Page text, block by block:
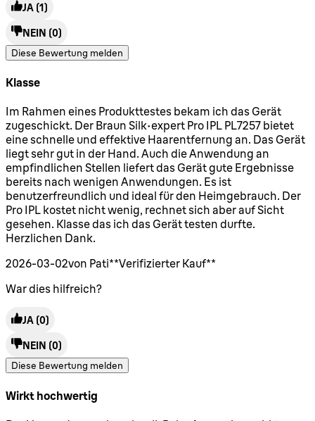
JA (1)
NEIN (0)
Diese Bewertung melden
Klasse
5 Sterne von maximal 5
Im Rahmen eines Produkttestes bekam ich das Gerät
zugeschickt. Der Braun Silk-expert Pro IPL PL7257 bietet
eine schnelle und effektive Haarentfernung an. Das Gerät
liegt sehr gut in der Hand. Auch die Anwendung an
empfindlichen Stellen liefert das Gerät gute Ergebnisse
bereits nach wenigen Anwendungen. Es ist
benutzerfreundlich und ideal für den Heimgebrauch. Der
Pro IPL kostet nicht wenig, rechnet sich aber auf Sicht
gesehen. Klasse das ich das Gerät testen durfte.
Herzlichen Dank.
2026-03-02von Pati**Verifizierter Kauf**
War dies hilfreich?
JA (0)
NEIN (0)
Diese Bewertung melden
Wirkt hochwertig